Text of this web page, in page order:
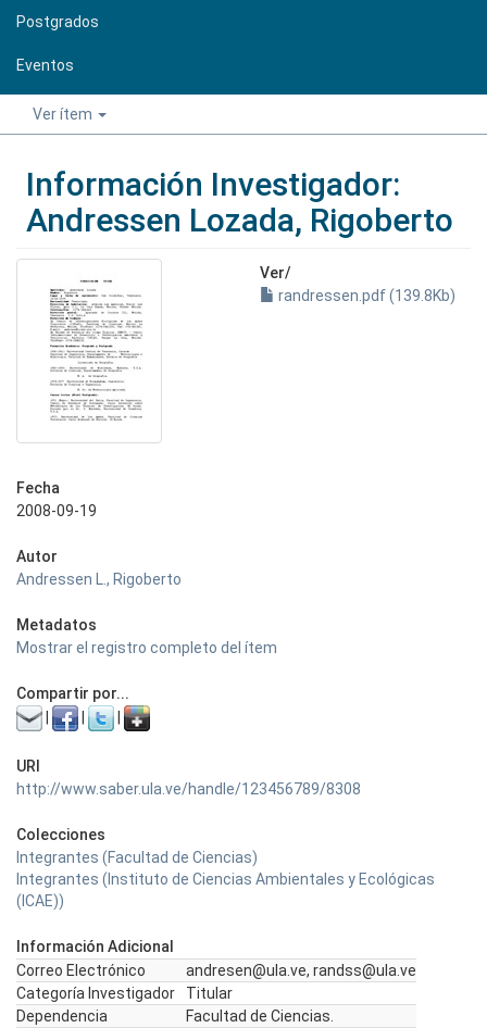
Postgrados
Eventos
Ver ítem
Información Investigador:
Andressen Lozada, Rigoberto
Ver/
randressen.pdf (139.8Kb)
Fecha
2008-09-19
Autor
Andressen L., Rigoberto
Metadatos
Mostrar el registro completo del ítem
Compartir por...
URI
http://www.saber.ula.ve/handle/123456789/8308
Colecciones
Integrantes (Facultad de Ciencias)
Integrantes (Instituto de Ciencias Ambientales y Ecológicas
(ICAE))
Información Adicional
Correo Electrónico
andresen@ula.ve, randss@ula.ve
Categoría Investigador
Titular
Dependencia
Facultad de Ciencias.